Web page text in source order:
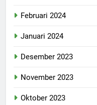
Februari 2024
Januari 2024
Desember 2023
November 2023
Oktober 2023